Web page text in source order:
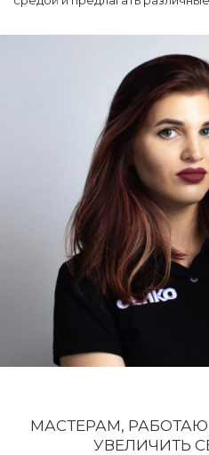
МАСТЕРАМ,
УВЕЛИЧИТЬ